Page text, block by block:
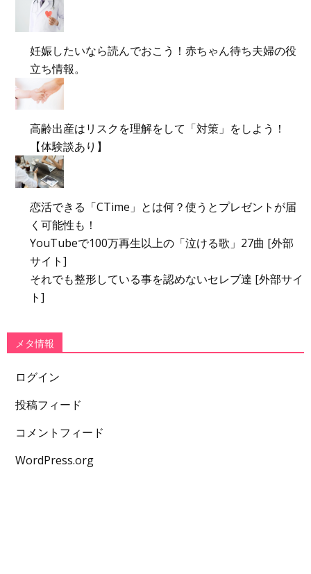
妊娠したいなら読んでおこう！赤ちゃん待ち夫婦の役
立ち情報。
高齢出産はリスクを理解をして「対策」をしよう！
【体験談あり】
恋活できる「CTime」とは何？使うとプレゼントが届
く可能性も！
YouTubeで100万再生以上の「泣ける歌」27曲 [外部
サイト]
それでも整形している事を認めないセレブ達 [外部サイ
ト]
メタ情報
ログイン
投稿フィード
コメントフィード
WordPress.org